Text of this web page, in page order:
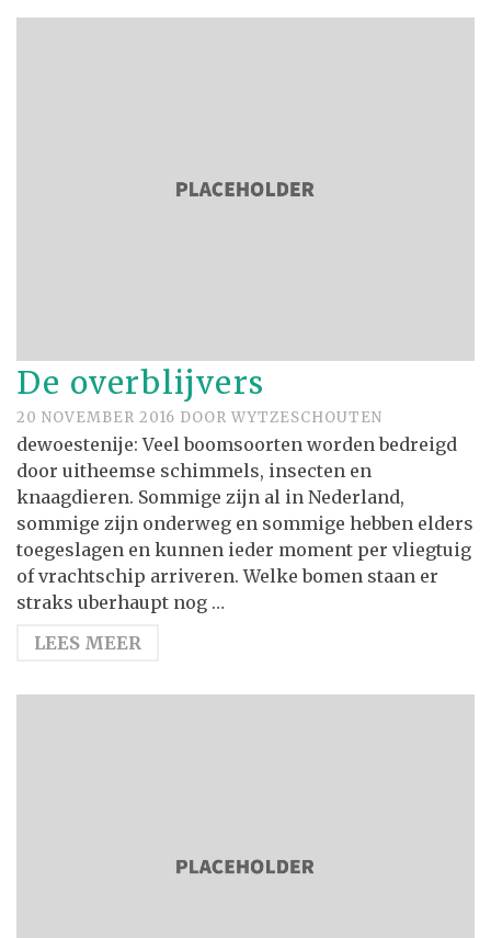
De overblijvers
20 NOVEMBER 2016 DOOR WYTZESCHOUTEN
dewoestenije: Veel boomsoorten worden bedreigd
door uitheemse schimmels, insecten en
knaagdieren. Sommige zijn al in Nederland,
sommige zijn onderweg en sommige hebben elders
toegeslagen en kunnen ieder moment per vliegtuig
of vrachtschip arriveren. Welke bomen staan er
straks uberhaupt nog …
LEES MEER